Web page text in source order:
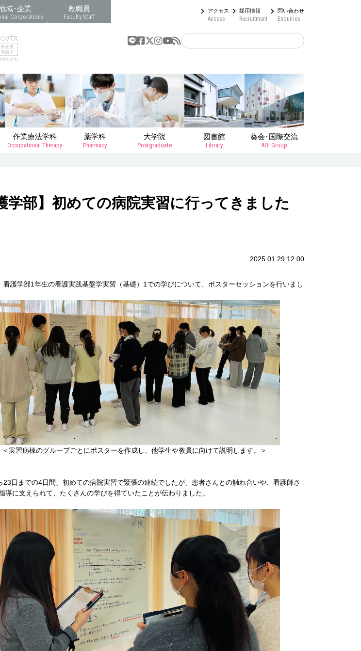
域･企業
Corporations
教職員
Faculty Staff
アクセス
Access
採用情報
Recruitment
問い合わせ
Enquiries
作業療法学科
Occupational Therapy
薬学科
Pharmacy
大学院
Postgraduate
図書館
Library
葵会･国際交流
AOI Group
学部】初めての病院実習に行ってきました
2025.01.29 12:00
看護学部1年生の看護実践基盤学実習（基礎）1での学びについて、ポスターセッションを行いまし
＜実習病棟のグループごとにポスターを作成し、他学生や教員に向けて説明します。＞
23日までの4日間、初めての病院実習で緊張の連続でしたが、患者さんとの触れ合いや、看護師さ
導に支えられて、たくさんの学びを得ていたことが伝わりました。